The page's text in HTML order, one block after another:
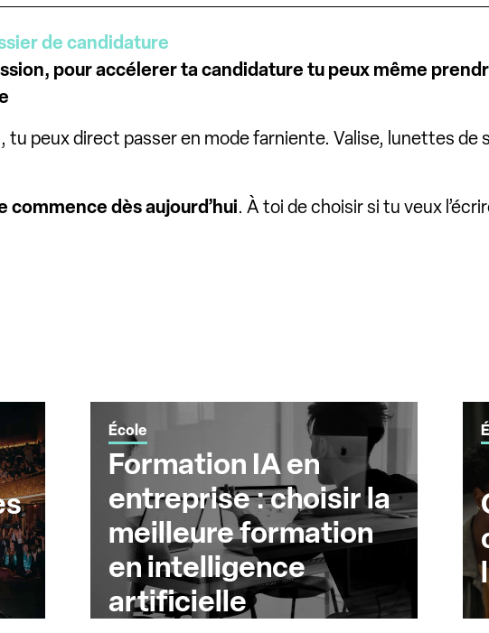
de candidature
pour accélerer ta candidature tu peux même
tu peux direct passer en mode farniente. Valise, lunettes de
commence dès aujourd’hui. À toi de choisir si tu veux
École
Formation IA en
entreprise : choisir la
meilleure formation
en intelligence
artificielle